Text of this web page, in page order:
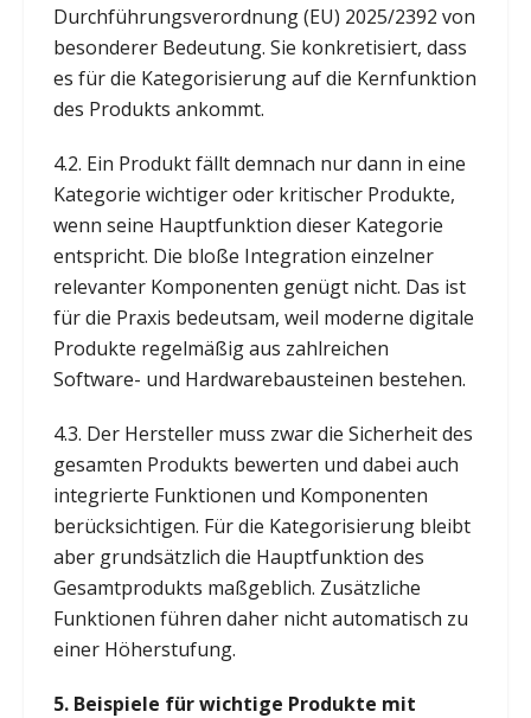
Durchführungsverordnung (EU) 2025/2392 von
besonderer Bedeutung. Sie konkretisiert, dass
es für die Kategorisierung auf die Kernfunktion
des Produkts ankommt.
4.2. Ein Produkt fällt demnach nur dann in eine
Kategorie wichtiger oder kritischer Produkte,
wenn seine Hauptfunktion dieser Kategorie
entspricht. Die bloße Integration einzelner
relevanter Komponenten genügt nicht. Das ist
für die Praxis bedeutsam, weil moderne digitale
Produkte regelmäßig aus zahlreichen
Software- und Hardwarebausteinen bestehen.
4.3. Der Hersteller muss zwar die Sicherheit des
gesamten Produkts bewerten und dabei auch
integrierte Funktionen und Komponenten
berücksichtigen. Für die Kategorisierung bleibt
aber grundsätzlich die Hauptfunktion des
Gesamtprodukts maßgeblich. Zusätzliche
Funktionen führen daher nicht automatisch zu
einer Höherstufung.
5. Beispiele für wichtige Produkte mit